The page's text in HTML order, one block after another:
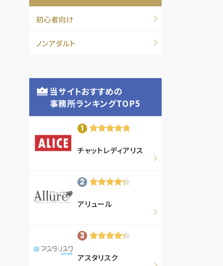
初心者向け
ノンアダルト
当サイトおすすめの
事務所ランキングTOP5
チャットレディアリス
アリュール
アスタリスク